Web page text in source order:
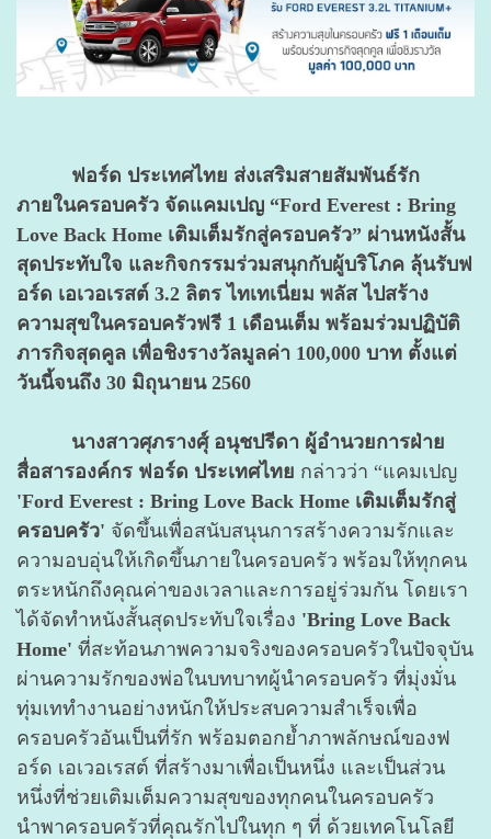
ฟอร์ด ประเทศไทย ส่งเสริมสายสัมพันธ์รัก
ภายในครอบครัว จัดแคมเปญ “Ford Everest : Bring
Love Back Home เติมเต็มรักสู่ครอบครัว” ผ่านหนังสั้น
สุดประทับใจ และกิจกรรมร่วมสนุกกับผู้บริโภค ลุ้นรับฟ
อร์ด เอเวอเรสต์ 3.2 ลิตร ไทเทเนี่ยม พลัส ไปสร้าง
ความสุขในครอบครัวฟรี 1 เดือนเต็ม พร้อมร่วมปฏิบัติ
ภารกิจสุดคูล เพื่อชิงรางวัลมูลค่า 100,000 บาท ตั้งแต่
วันนี้จนถึง 30 มิถุนายน 2560
นางสาวศุภรางศุ์ อนุชปรีดา ผู้อำนวยการฝ่าย
สื่อสารองค์กร ฟอร์ด ประเทศไทย กล่าวว่า “แคมเปญ
'Ford Everest : Bring Love Back Home เติมเต็มรักสู่
ครอบครัว' จัดขึ้นเพื่อสนับสนุนการสร้างความรักและ
ความอบอุ่นให้เกิดขึ้นภายในครอบครัว พร้อมให้ทุกคน
ตระหนักถึงคุณค่าของเวลาและการอยู่ร่วมกัน โดยเรา
ได้จัดทำหนังสั้นสุดประทับใจเรื่อง 'Bring Love Back
Home' ที่สะท้อนภาพความจริงของครอบครัวในปัจจุบัน
ผ่านความรักของพ่อในบทบาทผู้นำครอบครัว ที่มุ่งมั่น
ทุ่มเททำงานอย่างหนักให้ประสบความสำเร็จเพื่อ
ครอบครัวอันเป็นที่รัก พร้อมตอกย้ำภาพลักษณ์ของฟ
อร์ด เอเวอเรสต์ ที่สร้างมาเพื่อเป็นหนึ่ง และเป็นส่วน
หนึ่งที่ช่วยเติมเต็มความสุขของทุกคนในครอบครัว
นำพาครอบครัวที่คุณรักไปในทุก ๆ ที่ ด้วยเทคโนโลยี